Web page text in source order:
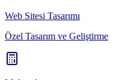
Web Sitesi Tasarımı
Özel Tasarım ve Geliştirme